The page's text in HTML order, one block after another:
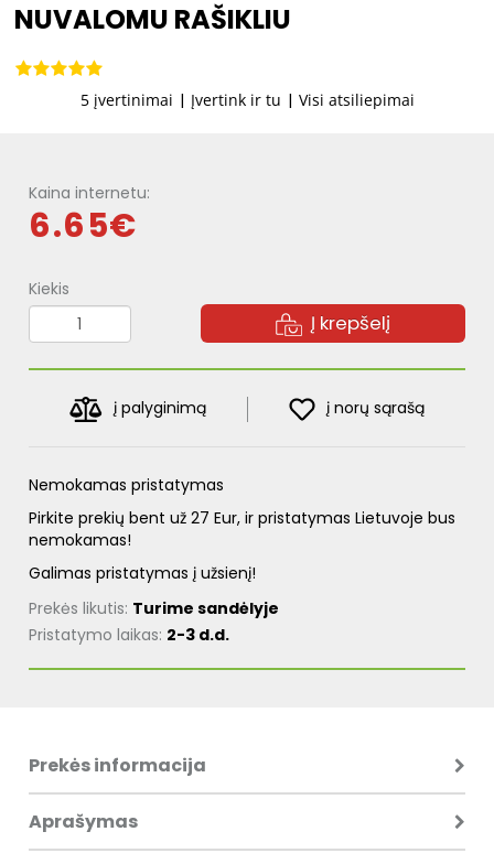
NUVALOMU RAŠIKLIU
5 įvertinimai | Įvertink ir tu | Visi atsiliepimai
Kaina internetu:
6.65€
Kiekis
Į krepšelį
į palyginimą į norų sąrašą
Nemokamas pristatymas
Pirkite prekių bent už 27 Eur, ir pristatymas Lietuvoje bus
nemokamas!
Galimas pristatymas į užsienį!
Prekės likutis: Turime sandėlyje
Pristatymo laikas: 2-3 d.d.
Prekės informacija
Aprašymas